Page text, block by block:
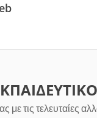
με τις τελευταίες